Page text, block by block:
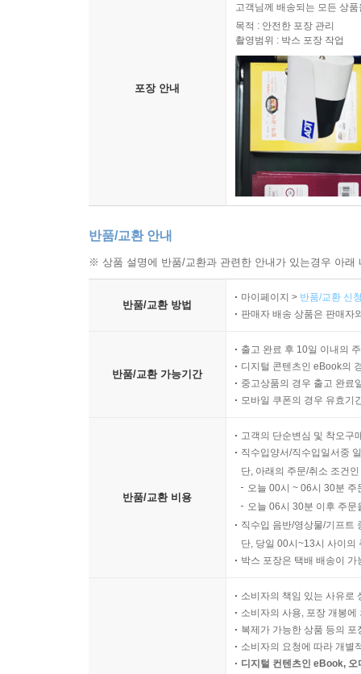
포장 안내
고객님께 배송되는 모든 상
목적 : 안전한 포장 관리
촬영범위 : 박스 포장 작업
반품/교환 안내
※ 상품 설명에 반품/교환과 관련한 안내가 있는경우 아
반품/교환 방법
마이페이지 > 반품/교환 신
판매자 배송 상품은 판매자
반품/교환 가능기간
출고 완료 후 10일 이내의
디지털 콘텐츠인 eBook의
중고상품의 경우 출고 완료
모바일 쿠폰의 경우 유효기
반품/교환 비용
고객의 단순변심 및 착오구
직수입양서/직수입일서중
단, 아래의 주문/취소 조건
오늘 00시 ~ 06시 30분
오늘 06시 30분 이후 주
직수입 음반/영상물/기프트
단, 당일 00시~13시 사이의
박스 포장은 택배 배송이
소비자의 책임 있는 사유로
소비자의 사용, 포장 개봉
복제가 가능한 상품 등의
소비자의 요청에 따라 개별
디지털 컨텐츠인 eBook,